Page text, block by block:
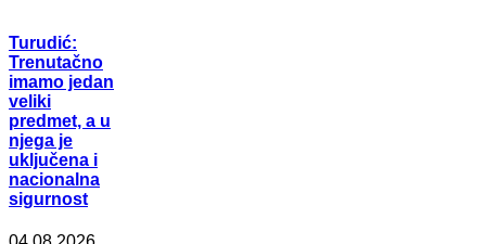
Turudić:
Trenutačno
imamo jedan
veliki
predmet, a u
njega je
uključena i
nacionalna
sigurnost